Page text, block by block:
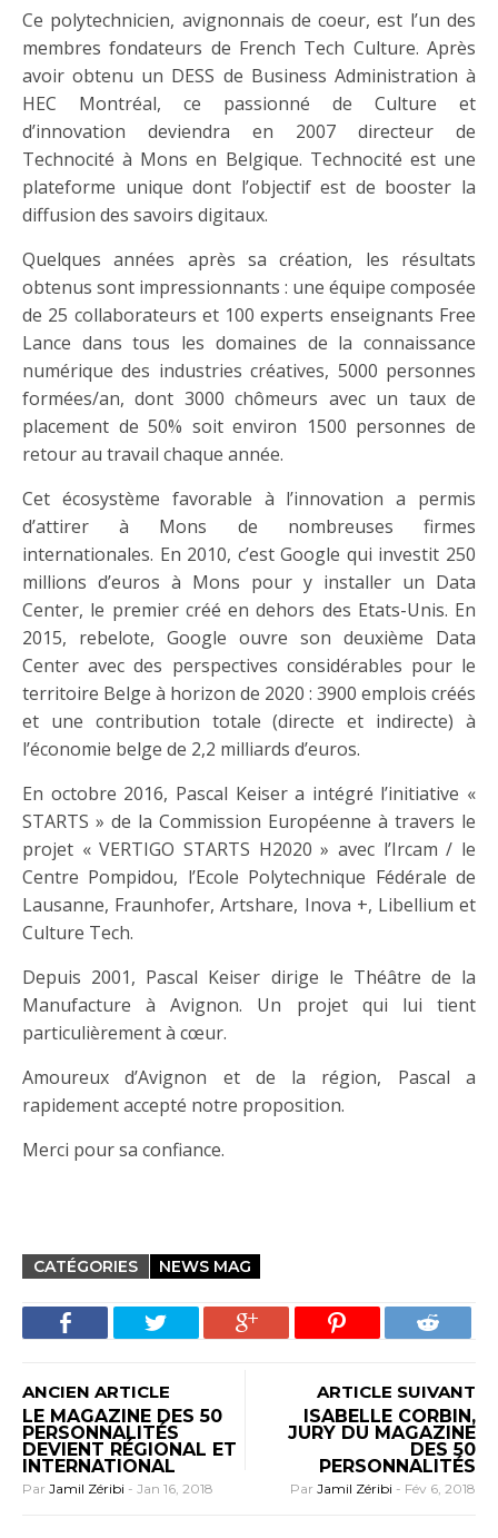
Ce polytechnicien, avignonnais de coeur, est l’un des
membres fondateurs de French Tech Culture. Après
avoir obtenu un DESS de Business Administration à
HEC Montréal, ce passionné de Culture et
d’innovation deviendra en 2007 directeur de
Technocité à Mons en Belgique. Technocité est une
plateforme unique dont l’objectif est de booster la
diffusion des savoirs digitaux.
Quelques années après sa création, les résultats
obtenus sont impressionnants : une équipe composée
de 25 collaborateurs et 100 experts enseignants Free
Lance dans tous les domaines de la connaissance
numérique des industries créatives, 5000 personnes
formées/an, dont 3000 chômeurs avec un taux de
placement de 50% soit environ 1500 personnes de
retour au travail chaque année.
Cet écosystème favorable à l’innovation a permis
d’attirer à Mons de nombreuses firmes
internationales. En 2010, c’est Google qui investit 250
millions d’euros à Mons pour y installer un Data
Center, le premier créé en dehors des Etats-Unis. En
2015, rebelote, Google ouvre son deuxième Data
Center avec des perspectives considérables pour le
territoire Belge à horizon de 2020 : 3900 emplois créés
et une contribution totale (directe et indirecte) à
l’économie belge de 2,2 milliards d’euros.
En octobre 2016, Pascal Keiser a intégré l’initiative «
STARTS » de la Commission Européenne à travers le
projet « VERTIGO STARTS H2020 » avec l’Ircam / le
Centre Pompidou, l’Ecole Polytechnique Fédérale de
Lausanne, Fraunhofer, Artshare, Inova +, Libellium et
Culture Tech.
Depuis 2001, Pascal Keiser dirige le Théâtre de la
Manufacture à Avignon. Un projet qui lui tient
particulièrement à cœur.
Amoureux d’Avignon et de la région, Pascal a
rapidement accepté notre proposition.
Merci pour sa confiance.
CATÉGORIES NEWS MAG
ANCIEN ARTICLE
LE MAGAZINE DES 50
PERSONNALITÉS
DEVIENT RÉGIONAL ET
INTERNATIONAL
Par Jamil Zéribi - Jan 16, 2018
ARTICLE SUIVANT
ISABELLE CORBIN,
JURY DU MAGAZINE
DES 50
PERSONNALITÉS
Par Jamil Zéribi - Fév 6, 2018